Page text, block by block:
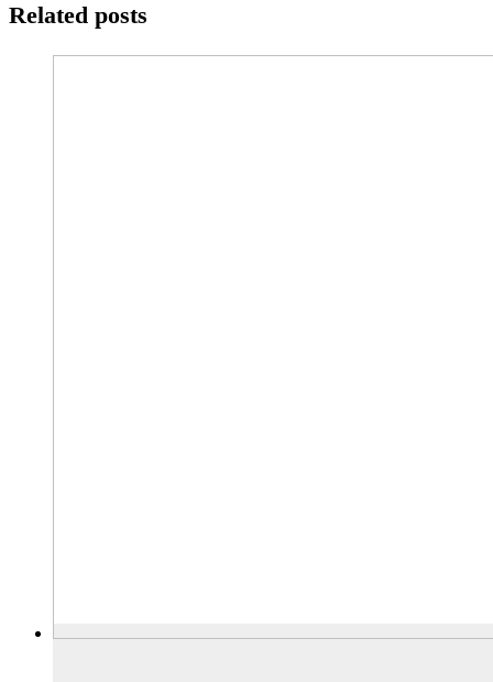
Related posts